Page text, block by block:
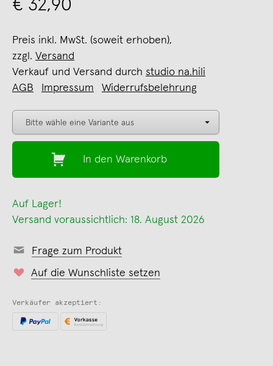
€ 32,90
Preis inkl. MwSt. (soweit erhoben),
zzgl. Versand
Verkauf und Versand durch studio na.hili
AGB
Impressum Widerrufsbelehrung
In den Warenkorb
Auf Lager!
Versand voraussichtlich: 18. August 2026
Frage zum Produkt
Auf die Wunschliste setzen
Verkäufer akzeptiert: